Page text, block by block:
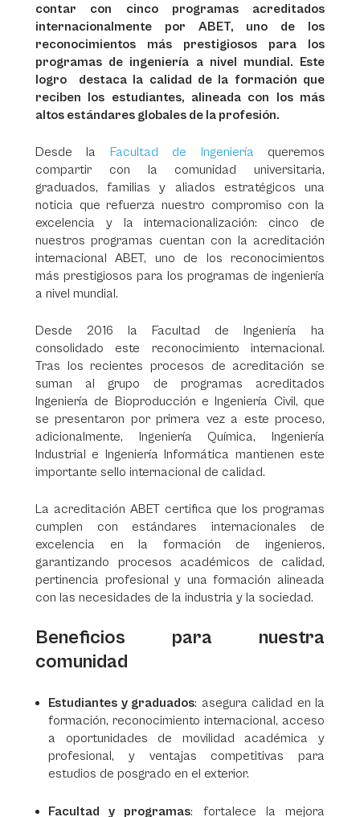
contar con cinco programas acreditados
internacionalmente por ABET, uno de los
reconocimientos más prestigiosos para los
programas de ingeniería a nivel mundial. Este
logro destaca la calidad de la formación que
reciben los estudiantes, alineada con los más
altos estándares globales de la profesión.
Desde la Facultad de Ingeniería queremos
compartir con la comunidad universitaria,
graduados, familias y aliados estratégicos una
noticia que refuerza nuestro compromiso con la
excelencia y la internacionalización: cinco de
nuestros programas cuentan con la acreditación
internacional ABET, uno de los reconocimientos
más prestigiosos para los programas de ingeniería
a nivel mundial.
Desde 2016 la Facultad de Ingeniería ha
consolidado este reconocimiento internacional.
Tras los recientes procesos de acreditación se
suman al grupo de programas acreditados
Ingeniería de Bioproducción e Ingeniería Civil, que
se presentaron por primera vez a este proceso,
adicionalmente, Ingeniería Química, Ingeniería
Industrial e Ingeniería Informática mantienen este
importante sello internacional de calidad.
La acreditación ABET certifica que los programas
cumplen con estándares internacionales de
excelencia en la formación de ingenieros,
garantizando procesos académicos de calidad,
pertinencia profesional y una formación alineada
con las necesidades de la industria y la sociedad.
Beneficios para nuestra
comunidad
Estudiantes y graduados: asegura calidad en la
formación, reconocimiento internacional, acceso
a oportunidades de movilidad académica y
profesional, y ventajas competitivas para
estudios de posgrado en el exterior.
Facultad y programas: fortalece la mejora